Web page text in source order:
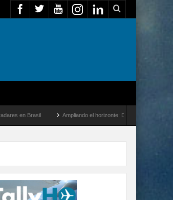
Ampliando el horizonte: Dentro del vuelo de desarrollo más